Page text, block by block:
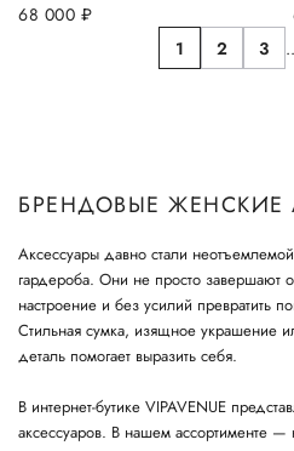
68 000 руб.
1 2 3
БРЕНДОВЫЕ ЖЕНСКИЕ
Аксессуары давно стали
гардероба. Они не просто завершают
настроение и без усилий превратить
Стильная сумка, изящное украшение
деталь помогает выразить себя.
В интернет-бутике VIPAVENUE
аксессуаров. В нашем ассортименте —